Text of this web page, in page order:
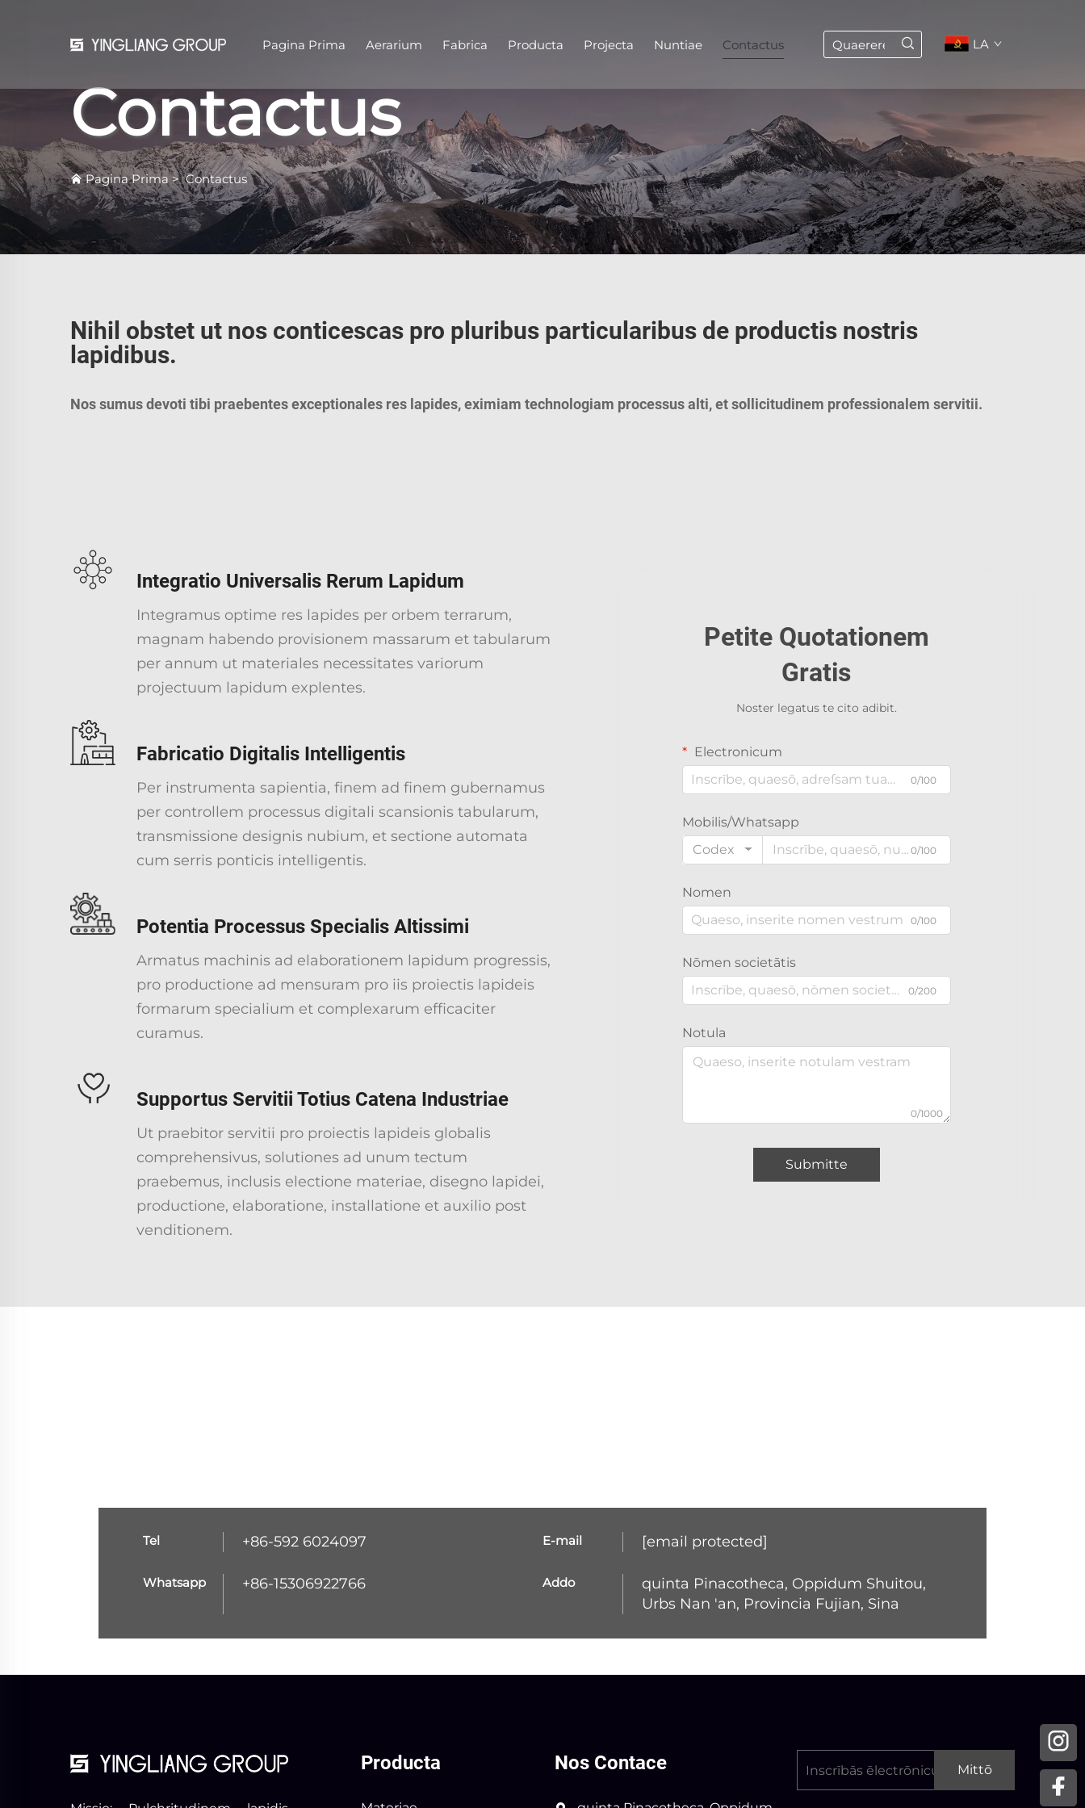
Pagina Prima Aerarium Fabrica Producta Projecta Nuntiae Contactus LA
Contactus
Pagina Prima>Contactus
Nihil obstet ut nos conticescas pro pluribus particularibus de productis nostris
lapidibus.
Nos sumus devoti tibi praebentes exceptionales res lapides, eximiam technologiam processus alti, et sollicitudinem professionalem servitii.
Integratio Universalis Rerum Lapidum
Integramus optime res lapides per orbem terrarum,
magnam habendo provisionem massarum et tabularum
per annum ut materiales necessitates variorum
projectuum lapidum explentes.
Fabricatio Digitalis Intelligentis
Per instrumenta sapientia, finem ad finem gubernamus
per controllem processus digitali scansionis tabularum,
transmissione designis nubium, et sectione automata
cum serris ponticis intelligentis.
Potentia Processus Specialis Altissimi
Armatus machinis ad elaborationem lapidum progressis,
pro productione ad mensuram pro iis proiectis lapideis
formarum specialium et complexarum efficaciter
curamus.
Supportus Servitii Totius Catena Industriae
Ut praebitor servitii pro proiectis lapideis globalis
comprehensivus, solutiones ad unum tectum
praebemus, inclusis electione materiae, disegno lapidei,
productione, elaboratione, installatione et auxilio post
venditionem.
Petite Quotationem
Gratis
Noster legatus te cito adibit.
Electronicum
0/100
Mobilis/Whatsapp
Codex
0/100
Nomen
0/100
Nōmen societātis
0/200
Notula
0/1000
Submitte
Tel +86-592 6024097 E-mail [email protected]
Whatsapp +86-15306922766 Addo
quinta Pinacotheca, Oppidum Shuitou,
Urbs Nan 'an, Provincia Fujian, Sina
Producta Nos Contace Mittō